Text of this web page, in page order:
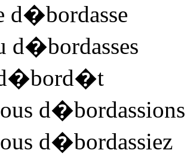
d�bordasse
d�bordasses
�t
d�bordassions
d�bordassiez